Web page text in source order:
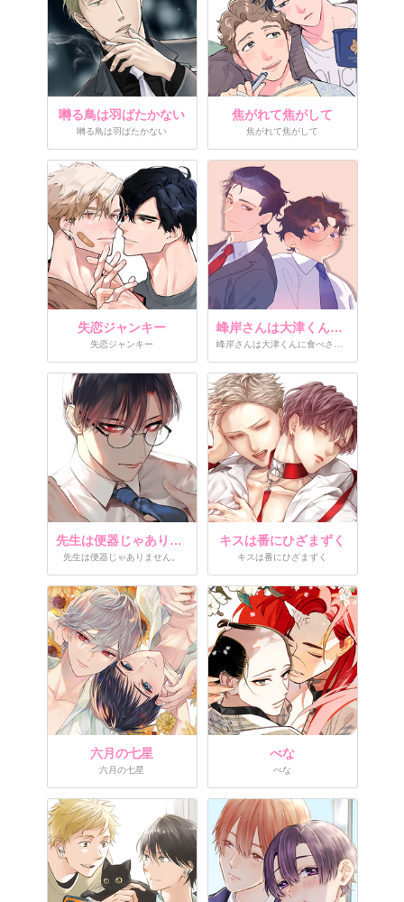
囀る鳥は羽ばたかない
囀る鳥は羽ばたかない
焦がれて焦がして
焦がれて焦がして
失恋ジャンキー
失恋ジャンキー
峰岸さんは大津くんに食べさせたい
峰岸さんは大津くんに食べさせたい
先生は便器じゃありません。
先生は便器じゃありません。
キスは番にひざまずく
キスは番にひざまずく
六月の七星
六月の七星
べな
べな